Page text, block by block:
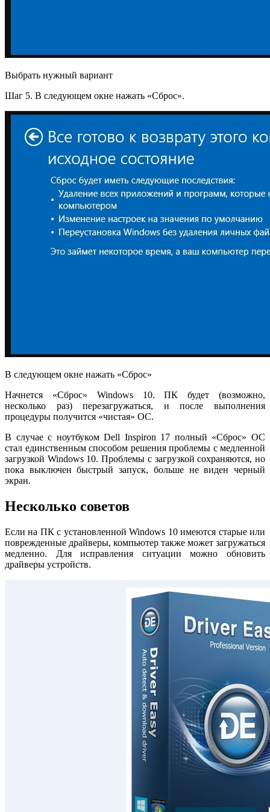
Выбрать нужный вариант
Шаг 5. В следующем окне нажать «Сброс».
В следующем окне нажать «Сброс»
Начнется «Сброс» Windows 10. ПК будет (возможно,
несколько раз) перезагружаться, и после выполнения
процедуры получится «чистая» ОС.
В случае с ноутбуком Dell Inspiron 17 полный «Сброс» ОС
стал единственным способом решения проблемы с медленной
загрузкой Windows 10. Проблемы с загрузкой сохраняются, но
пока выключен быстрый запуск, больше не виден черный
экран.
Несколько советов
Если на ПК с установленной Windows 10 имеются старые или
поврежденные драйверы, компьютер также может загружаться
медленно. Для исправления ситуации можно обновить
драйверы устройств.